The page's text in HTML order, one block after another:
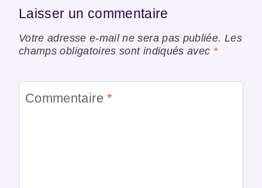
Laisser un commentaire
Votre adresse e-mail ne sera pas publiée. Les
champs obligatoires sont indiqués avec *
Commentaire*